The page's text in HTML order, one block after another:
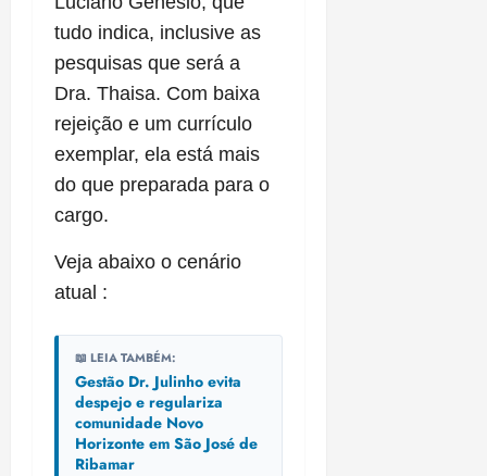
tudo indica, inclusive as
pesquisas que será a
Dra. Thaisa. Com baixa
rejeição e um currículo
exemplar, ela está mais
do que preparada para o
cargo.
Veja abaixo o cenário
atual :
📖 LEIA TAMBÉM:
Gestão Dr. Julinho evita
despejo e regulariza
comunidade Novo
Horizonte em São José de
Ribamar